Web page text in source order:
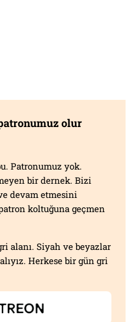
olur
Patronumuz yok.
bir dernek. Bizi
devam etmesini
koltuğuna geçmen
alanı. Siyah ve beyazlar
Herkese bir gün gri